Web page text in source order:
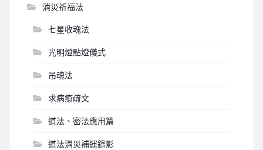
消災祈福法
七星收魂法
光明燈點燈儀式
吊魂法
求病癒疏文
道法、密法應用篇
道法消災補運錄影